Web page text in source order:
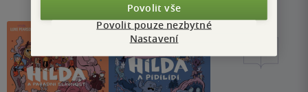
Povolit vše
Povolit pouze nezbytné
Nastavení